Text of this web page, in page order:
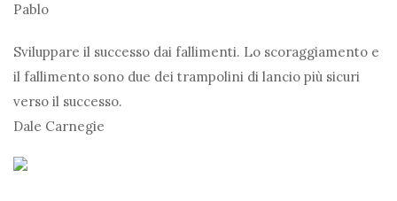
Pablo
Sviluppare il successo dai fallimenti. Lo scoraggiamento e
il fallimento sono due dei trampolini di lancio più sicuri
verso il successo.
Dale Carnegie